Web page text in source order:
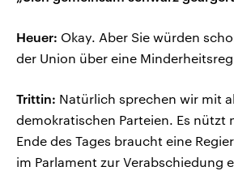
Heuer: Okay. Aber Sie würden
der Union über eine
Trittin: Natürlich sprechen wir mit
demokratischen Parteien. Es nützt
Ende des Tages braucht eine
im Parlament zur Verabschiedung